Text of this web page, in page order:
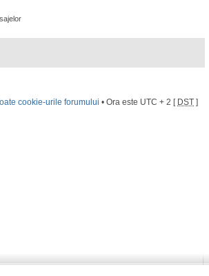
cookie-urile forumului • Ora este UTC + 2 [ DST ]